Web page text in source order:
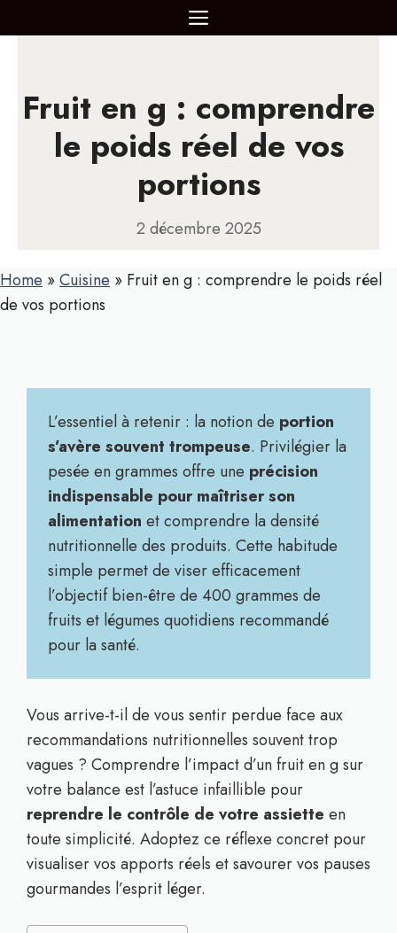
au
MENU
Fruit en g : comprendre
le poids réel de vos
portions
2 décembre 2025
Home »Cuisine » Fruit en g : comprendre le poids réel
de vos portions
L’essentiel à retenir : la notion de portion
s’avère souvent trompeuse. Privilégier la
pesée en grammes offre une précision
indispensable pour maîtriser son
alimentation et comprendre la densité
nutritionnelle des produits. Cette habitude
simple permet de viser efficacement
l’objectif bien-être de 400 grammes de
fruits et légumes quotidiens recommandé
pour la santé.
Vous arrive-t-il de vous sentir perdue face aux
recommandations nutritionnelles souvent trop
vagues ? Comprendre l’impact d’un fruit en g sur
votre balance est l’astuce infaillible pour
reprendre le contrôle de votre assiette en
toute simplicité. Adoptez ce réflexe concret pour
visualiser vos apports réels et savourer vos pauses
gourmandes l’esprit léger.